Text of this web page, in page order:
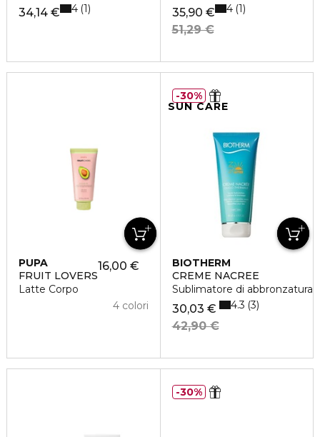
34,14 € 4 1
35,90 €
51,29 €
4 1
PUPA
FRUIT LOVERS
Latte Corpo
16,00 €
4 colori
SUN CARE
BIOTHERM
CREME NACREE
Sublimatore di abbronzatura
30,03 €
42,90 €
4.3 3
30%
30%